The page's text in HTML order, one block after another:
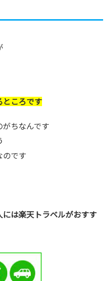
ところです
ちなんです
のです
は楽天トラベルがおすす